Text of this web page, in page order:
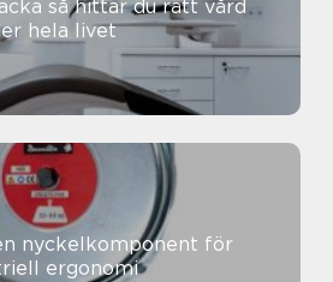
vård
hela livet
nyckelkomponent för
ergonomi